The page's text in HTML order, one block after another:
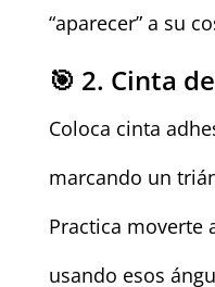
“aparecer” a su
🎯 2. Cinta
Coloca cinta
marcando un
Practica moverte
usando esos